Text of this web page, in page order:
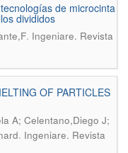
de microcinta
divididos
. Ingeniare. Revista
OF PARTICLES
A; Celentano,Diego J;
. Ingeniare. Revista